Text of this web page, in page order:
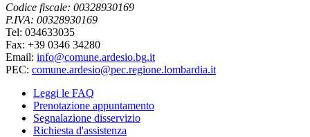
Codice fiscale: 00328930169
P.IVA: 00328930169
Tel: 034633035
Fax: +39 0346 34280
Email: info@comune.ardesio.bg.it
PEC: comune.ardesio@pec.regione.lombardia.it
Leggi le FAQ
Prenotazione appuntamento
Segnalazione disservizio
Richiesta d'assistenza